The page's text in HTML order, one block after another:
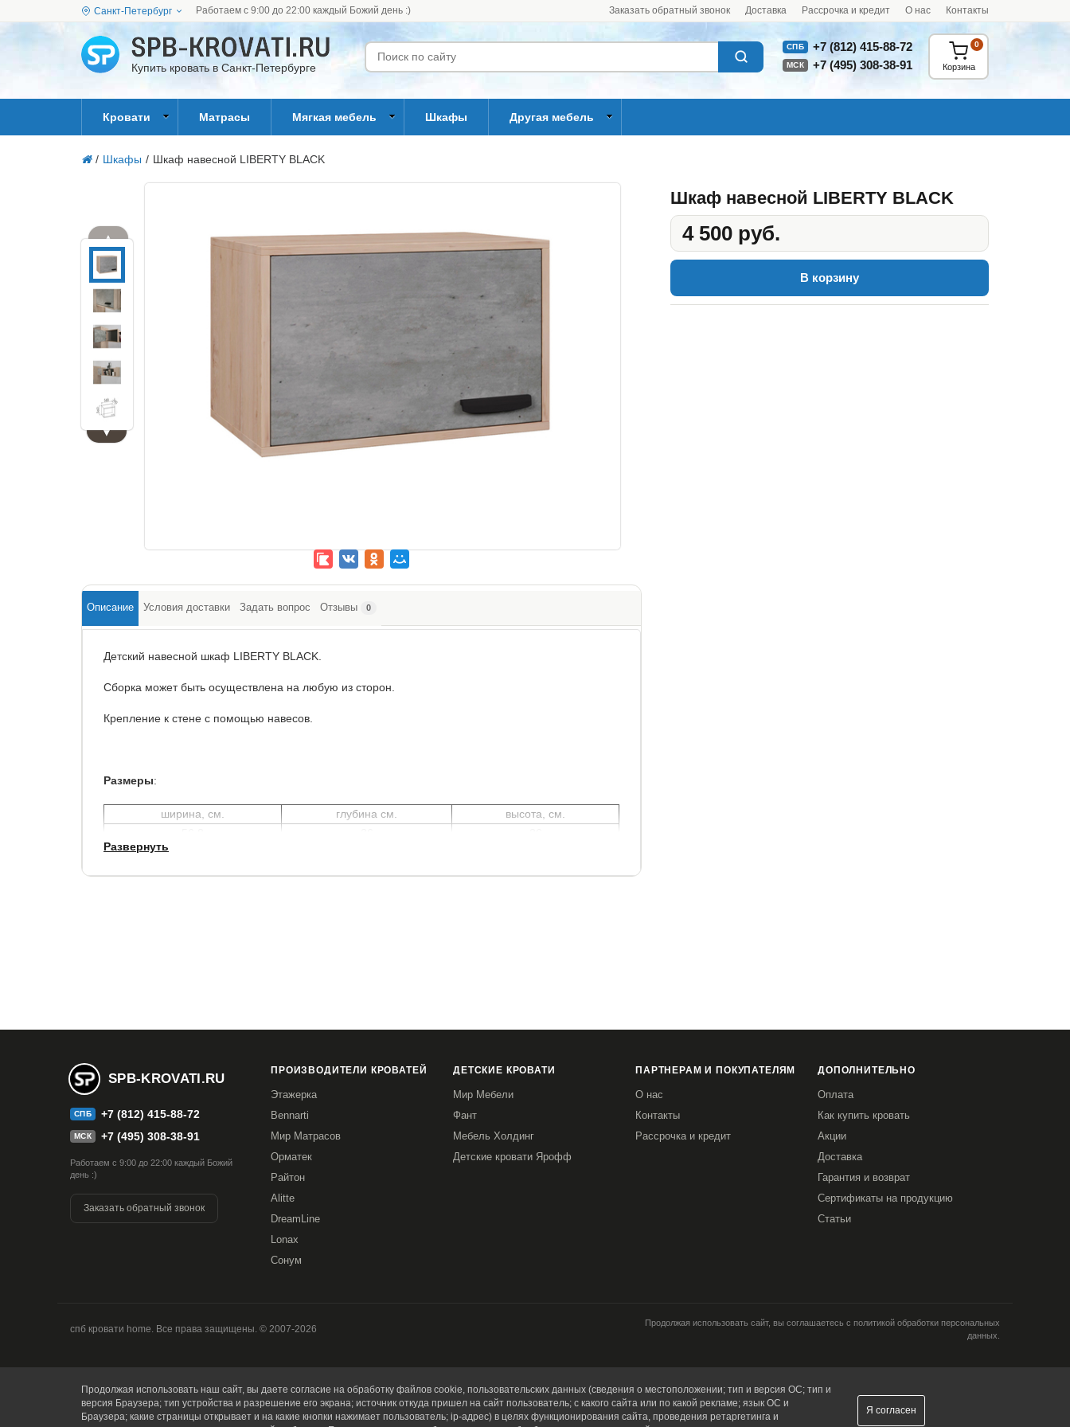
Санкт-Петербург Работаем с 9:00 до 22:00 каждый Божий день :) Заказать обратный звонок Доставка Рассрочка и кредит О нас Контакты
Купить кровать в Санкт-Петербурге
СПБ +7 (812) 415-88-72
МСК +7 (495) 308-38-91 Корзина
0
Кровати Матрасы Мягкая мебель Шкафы Другая мебель
/ Шкафы / Шкаф навесной LIBERTY BLACK
▲
▼
Шкаф навесной LIBERTY BLACK
4 500 руб.
В корзину
Описание Условия доставки Задать вопрос Отзывы 0
Детский навесной шкаф LIBERTY BLACK.
Сборка может быть осуществлена на любую из сторон.
Крепление к стене с помощью навесов.
Размеры:
ширина, см. глубина см.
высота, см.
Развернуть
SPB-KROVATI.RU
СПБ +7 (812) 415-88-72
МСК +7 (495) 308-38-91
Работаем с 9:00 до 22:00 каждый Божий
день :)
Заказать обратный звонок
ПРОИЗВОДИТЕЛИ КРОВАТЕЙ
Этажерка
Bennarti
Мир Матрасов
Орматек
Райтон
Alitte
DreamLine
Lonax
Сонум
ДЕТСКИЕ КРОВАТИ
Мир Мебели
Фант
Мебель Холдинг
Детские кровати Ярофф
ПАРТНЕРАМ И ПОКУПАТЕЛЯМ
О нас
Контакты
Рассрочка и кредит
ДОПОЛНИТЕЛЬНО
Оплата
Как купить кровать
Акции
Доставка
Гарантия и возврат
Сертификаты на продукцию
Статьи
спб кровати home. Все права защищены. © 2007-2026
Продолжая использовать сайт, вы соглашаетесь с политикой обработки персональных
данных.
Продолжая использовать наш сайт, вы даете согласие на обработку файлов cookie, пользовательских данных (сведения о местоположении; тип и версия ОС; тип и
версия Браузера; тип устройства и разрешение его экрана; источник откуда пришел на сайт пользователь; с какого сайта или по какой рекламе; язык ОС и
Браузера; какие страницы открывает и на какие кнопки нажимает пользователь; ip-адрес) в целях функционирования сайта, проведения ретаргетинга и
Я согласен